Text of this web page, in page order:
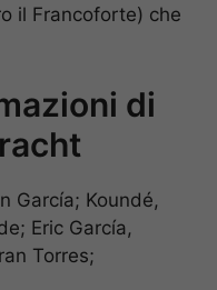
il Francoforte) che
di
García; Koundé,
Eric García,
Torres;